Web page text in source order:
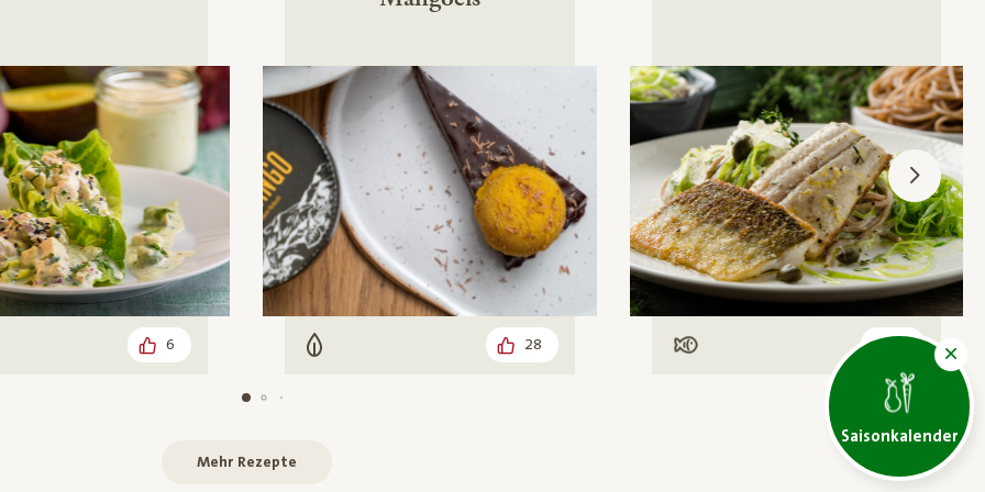
Saisonkalender
6 Vegetarisch 28 Mit Fisch
Mehr Rezepte